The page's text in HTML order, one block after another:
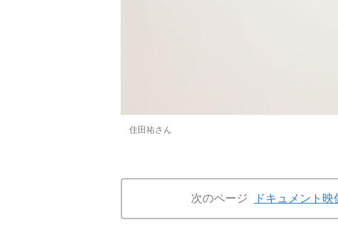
住田祐さん
次のページ ドキュメント